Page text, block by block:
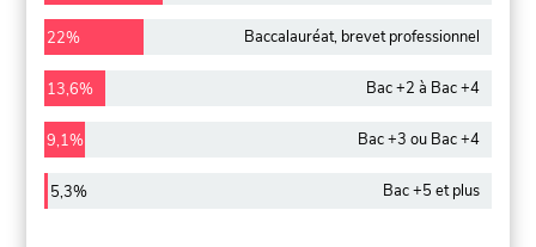
22% Baccalauréat, brevet professionnel
13,6% Bac +2 à Bac +4
9,1% Bac +3 ou Bac +4
5,3% Bac +5 et plus